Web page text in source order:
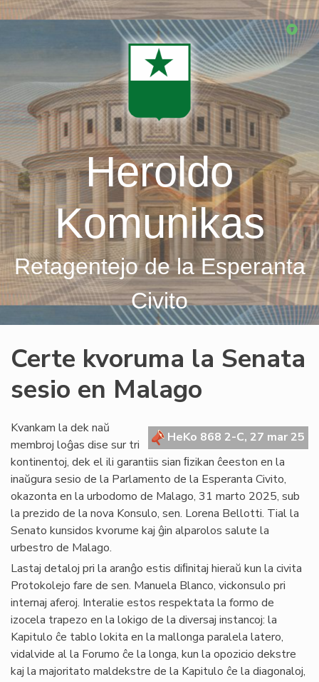
Skip
Heroldo
Komunikas
Retagentejo de la Esperanta
Civito
Certe kvoruma la Senata
sesio en Malago
HeKo 868 2-C, 27 mar 25
Kvankam la dek naŭ
membroj loĝas dise sur tri
kontinentoj, dek el ili garantiis sian ﬁzikan ĉeeston en la
inaŭgura sesio de la Parlamento de la Esperanta Civito,
okazonta en la urbodomo de Malago, 31 marto 2025, sub
la prezido de la nova Konsulo, sen. Lorena Bellotti. Tial la
Senato kunsidos kvorume kaj ĝin alparolos salute la
urbestro de Malago.
Lastaj detaloj pri la aranĝo estis diﬁnitaj hieraŭ kun la civita
Protokolejo fare de sen. Manuela Blanco, vickonsulo pri
internaj aferoj. Interalie estos respektata la formo de
izocela trapezo en la lokigo de la diversaj instancoj: la
Kapitulo ĉe tablo lokita en la mallonga paralela latero,
vidalvide al la Forumo ĉe la longa, kun la opozicio dekstre
kaj la majoritato maldekstre de la Kapitulo ĉe la diagonaloj,